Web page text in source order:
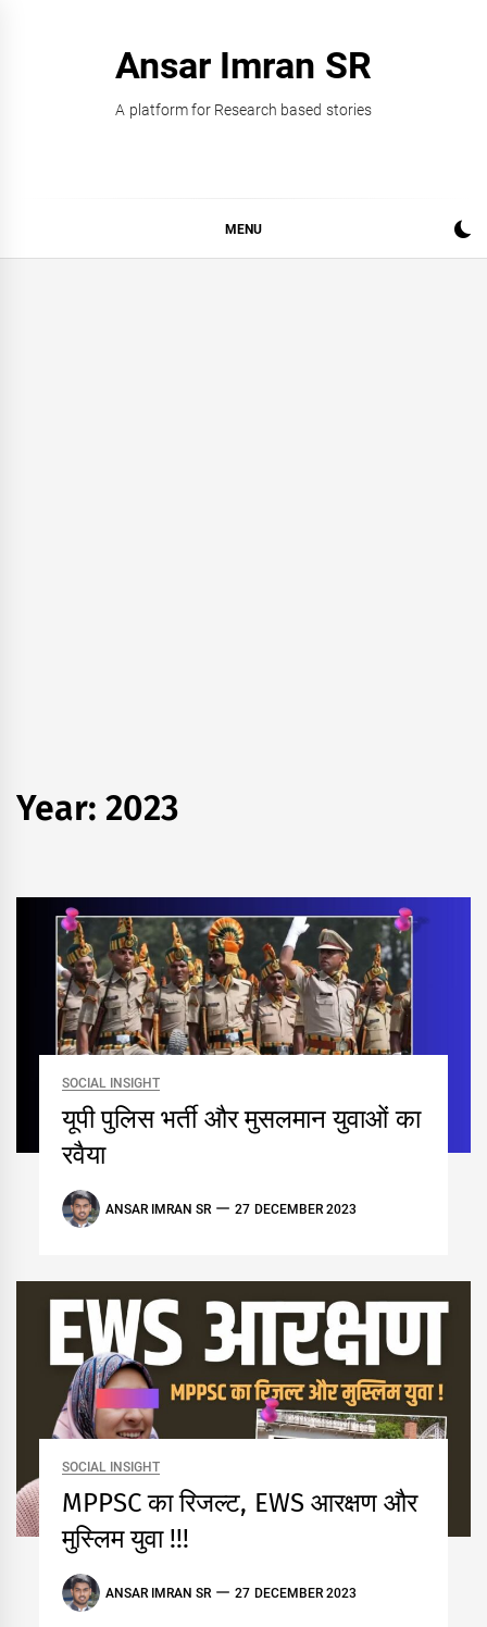
Ansar Imran SR
A platform for Research based stories
MENU
Year:2023
SOCIAL INSIGHT
यूपी पुलिस भर्ती और मुसलमान युवाओं का
रवैया
ANSAR IMRAN SR 27 DECEMBER 2023
SOCIAL INSIGHT
MPPSC का रिजल्ट, EWS आरक्षण और
मुस्लिम युवा !!!
ANSAR IMRAN SR 27 DECEMBER 2023